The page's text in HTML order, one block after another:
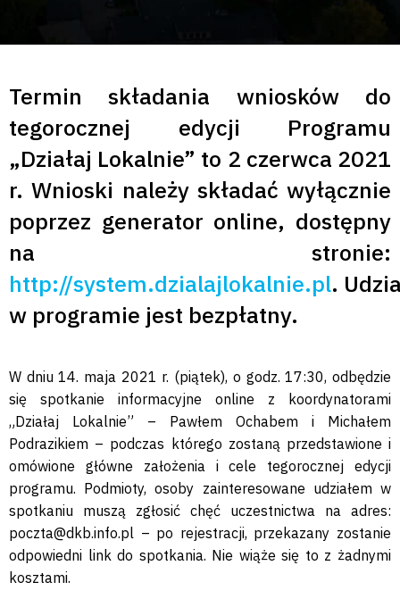
Termin składania wniosków do
tegorocznej edycji Programu
„Działaj Lokalnie” to 2 czerwca 2021
r. Wnioski należy składać wyłącznie
poprzez generator online, dostępny
na stronie:
http://system.dzialajlokalnie.pl.
w programie jest bezpłatny.
W dniu 14. maja 2021 r. (piątek), o godz. 17:30, odbędzie
się spotkanie informacyjne online z koordynatorami
„Działaj Lokalnie” – Pawłem Ochabem i Michałem
Podrazikiem – podczas którego zostaną przedstawione i
omówione główne założenia i cele tegorocznej edycji
programu. Podmioty, osoby zainteresowane udziałem w
spotkaniu muszą zgłosić chęć uczestnictwa na adres:
poczta@dkb.info.pl – po rejestracji, przekazany zostanie
odpowiedni link do spotkania. Nie wiąże się to z żadnymi
kosztami.